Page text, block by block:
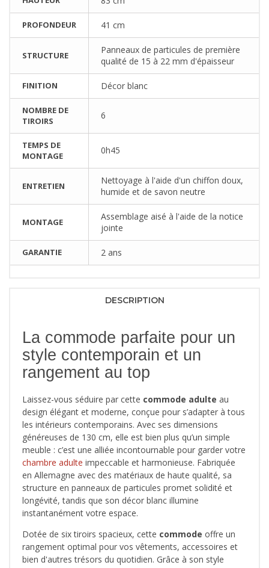
PROFONDEUR 41 cm
STRUCTURE
Panneaux de particules de première
qualité de 15 à 22 mm d'épaisseur
FINITION Décor blanc
NOMBRE DE
TIROIRS
6
TEMPS DE
MONTAGE
0h45
ENTRETIEN
Nettoyage à l'aide d'un chiffon doux,
humide et de savon neutre
MONTAGE
Assemblage aisé à l'aide de la notice
jointe
GARANTIE 2 ans
DESCRIPTION
La commode parfaite pour un
style contemporain et un
rangement au top
Laissez-vous séduire par cette commode adulte au
design élégant et moderne, conçue pour s’adapter à tous
les intérieurs contemporains. Avec ses dimensions
généreuses de 130 cm, elle est bien plus qu’un simple
meuble : c’est une alliée incontournable pour garder votre
chambre adulte impeccable et harmonieuse. Fabriquée
en Allemagne avec des matériaux de haute qualité, sa
structure en panneaux de particules promet solidité et
longévité, tandis que son décor blanc illumine
instantanément votre espace.
Dotée de six tiroirs spacieux, cette commode offre un
rangement optimal pour vos vêtements, accessoires et
bien d'autres trésors du quotidien. Grâce à son style